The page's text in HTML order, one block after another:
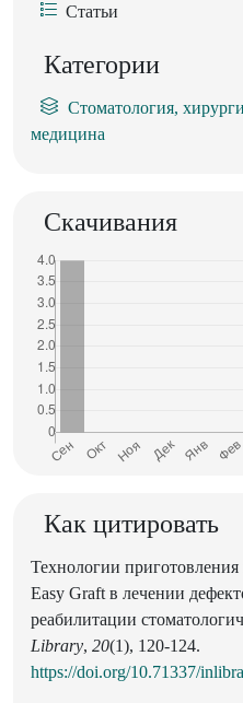
Статьи
Категории
Стоматология,
медицина
Скачивания
Как цитировать
Технологии
Easy Graft в лечении
реабилитации
Library, 20(1), 120-124.
https://doi.org/10.71337/